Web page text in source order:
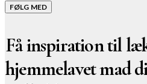
FØLG MED
Få inspiration til
hjemmelavet mad